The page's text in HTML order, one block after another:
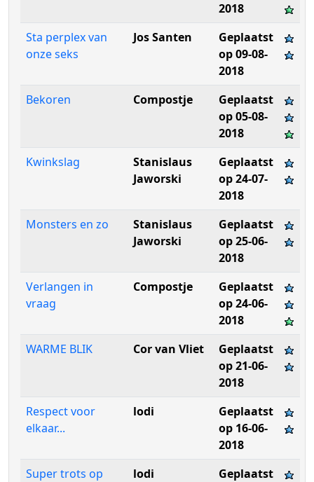
2018
Sta perplex van
onze seks
Jos Santen
Geplaatst
op 09-08-
2018
Bekoren
Compostje
Geplaatst
op 05-08-
2018
Kwinkslag
Stanislaus
Jaworski
Geplaatst
op 24-07-
2018
Monsters en zo
Stanislaus
Jaworski
Geplaatst
op 25-06-
2018
Verlangen in
vraag
Compostje
Geplaatst
op 24-06-
2018
WARME BLIK
Cor van Vliet
Geplaatst
op 21-06-
2018
Respect voor
elkaar...
lodi
Geplaatst
op 16-06-
2018
Super trots op
lodi
Geplaatst